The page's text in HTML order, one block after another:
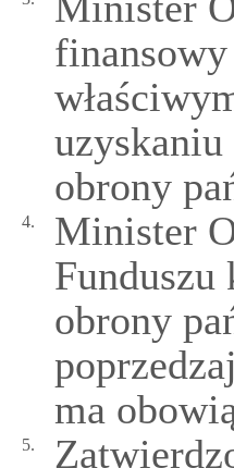
obrony
4.
Minister
Funduszu
obrony
ma
5.